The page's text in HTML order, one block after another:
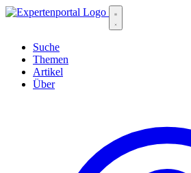
Suche
Themen
Artikel
Über